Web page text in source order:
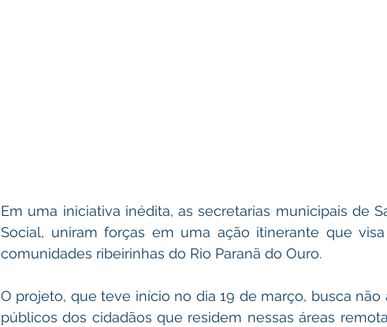
Em uma iniciativa inédita, as secretarias municipais de
Social, uniram forças em uma ação itinerante que
comunidades ribeirinhas do Rio Paranã do Ouro.
O projeto, que teve início no dia 19 de março, busca não
públicos dos cidadãos que residem nessas áreas